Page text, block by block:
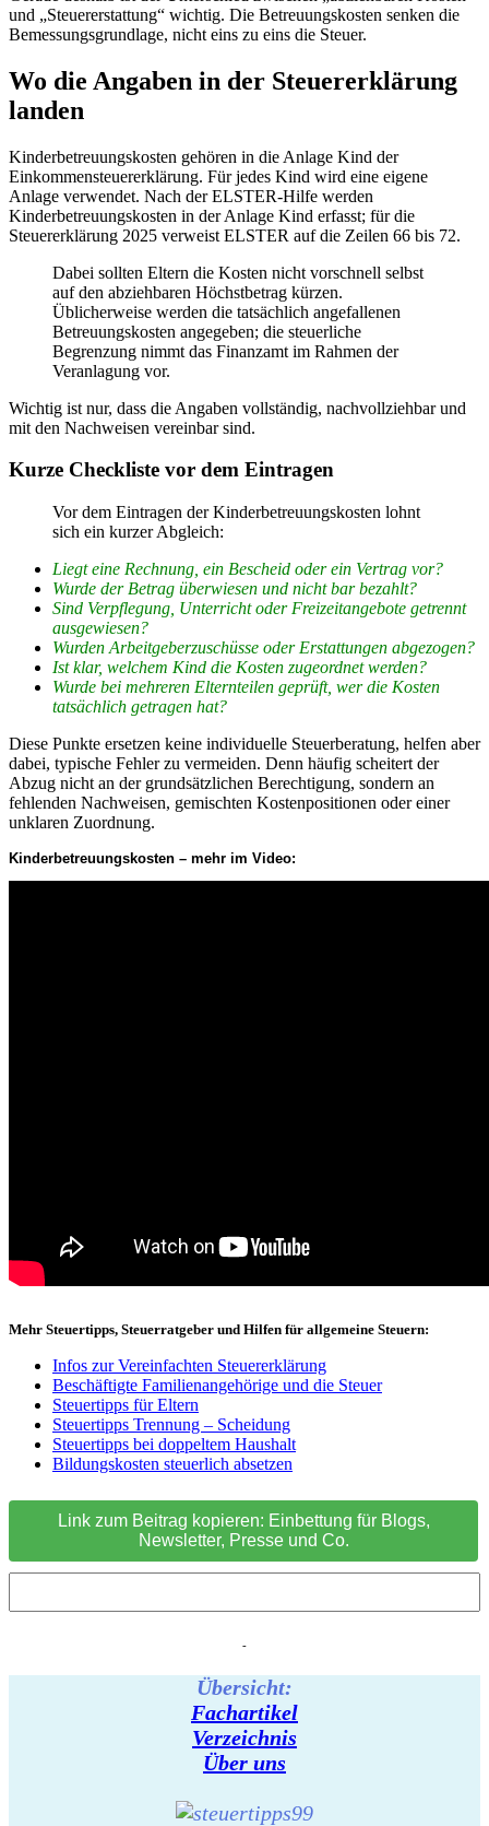
und „Steuererstattung“ wichtig. Die Betreuungskosten senken die
Bemessungsgrundlage, nicht eins zu eins die Steuer.
Wo die Angaben in der Steuererklärung
landen
Kinderbetreuungskosten gehören in die Anlage Kind der
Einkommensteuererklärung. Für jedes Kind wird eine eigene
Anlage verwendet. Nach der ELSTER-Hilfe werden
Kinderbetreuungskosten in der Anlage Kind erfasst; für die
Steuererklärung 2025 verweist ELSTER auf die Zeilen 66 bis 72.
Dabei sollten Eltern die Kosten nicht vorschnell selbst
auf den abziehbaren Höchstbetrag kürzen.
Üblicherweise werden die tatsächlich angefallenen
Betreuungskosten angegeben; die steuerliche
Begrenzung nimmt das Finanzamt im Rahmen der
Veranlagung vor.
Wichtig ist nur, dass die Angaben vollständig, nachvollziehbar und
mit den Nachweisen vereinbar sind.
Kurze Checkliste vor dem Eintragen
Vor dem Eintragen der Kinderbetreuungskosten lohnt
sich ein kurzer Abgleich:
Liegt eine Rechnung, ein Bescheid oder ein Vertrag vor?
Wurde der Betrag überwiesen und nicht bar bezahlt?
Sind Verpflegung, Unterricht oder Freizeitangebote getrennt
ausgewiesen?
Wurden Arbeitgeberzuschüsse oder Erstattungen abgezogen?
Ist klar, welchem Kind die Kosten zugeordnet werden?
Wurde bei mehreren Elternteilen geprüft, wer die Kosten
tatsächlich getragen hat?
Diese Punkte ersetzen keine individuelle Steuerberatung, helfen aber
dabei, typische Fehler zu vermeiden. Denn häufig scheitert der
Abzug nicht an der grundsätzlichen Berechtigung, sondern an
fehlenden Nachweisen, gemischten Kostenpositionen oder einer
unklaren Zuordnung.
Kinderbetreuungskosten – mehr im Video:
Mehr Steuertipps, Steuerratgeber und Hilfen für allgemeine Steuern:
Infos zur Vereinfachten Steuererklärung
Beschäftigte Familienangehörige und die Steuer
Steuertipps für Eltern
Steuertipps Trennung – Scheidung
Steuertipps bei doppeltem Haushalt
Bildungskosten steuerlich absetzen
Link zum Beitrag kopieren: Einbettung für Blogs,
Newsletter, Presse und Co.
-
Übersicht:
Fachartikel
Verzeichnis
Über uns